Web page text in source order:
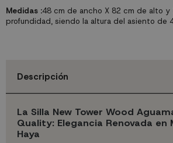
Medidas :48 cm de ancho X 82 cm de alto y
profundidad, siendo la altura del asiento de
Descripción
La Silla New Tower Wood
Quality: Elegancia Renovada en
Haya